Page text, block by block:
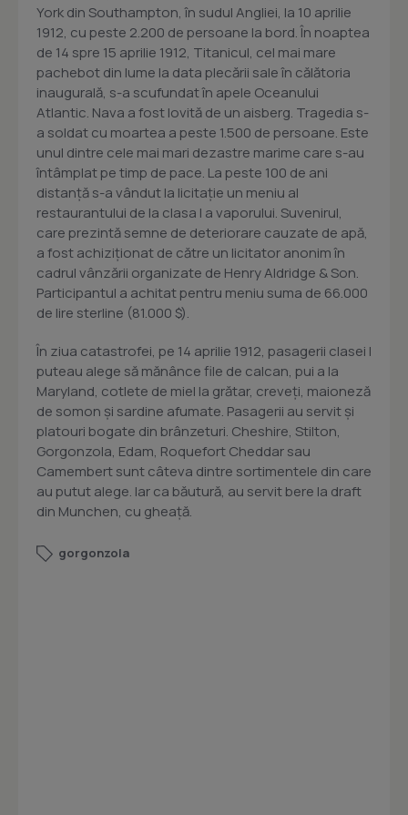
York din Southampton, în sudul Angliei, la 10 aprilie
1912, cu peste 2.200 de persoane la bord. În noaptea
de 14 spre 15 aprilie 1912, Titanicul, cel mai mare
pachebot din lume la data plecării sale în călătoria
inaugurală, s-a scufundat în apele Oceanului
Atlantic. Nava a fost lovită de un aisberg. Tragedia s-
a soldat cu moartea a peste 1.500 de persoane. Este
unul dintre cele mai mari dezastre marime care s-au
întâmplat pe timp de pace. La peste 100 de ani
distanță s-a vândut la licitație un meniu al
restaurantului de la clasa I a vaporului. Suvenirul,
care prezintă semne de deteriorare cauzate de apă,
a fost achiziţionat de către un licitator anonim în
cadrul vânzării organizate de Henry Aldridge & Son.
Participantul a achitat pentru meniu suma de 66.000
de lire sterline (81.000 $).
În ziua catastrofei, pe 14 aprilie 1912, pasagerii clasei I
puteau alege să mănânce file de calcan, pui a la
Maryland, cotlete de miel la grătar, creveţi, maioneză
de somon şi sardine afumate. Pasagerii au servit şi
platouri bogate din brânzeturi. Cheshire, Stilton,
Gorgonzola, Edam, Roquefort Cheddar sau
Camembert sunt câteva dintre sortimentele din care
au putut alege. Iar ca băutură, au servit bere la draft
din Munchen, cu gheaţă.
gorgonzola